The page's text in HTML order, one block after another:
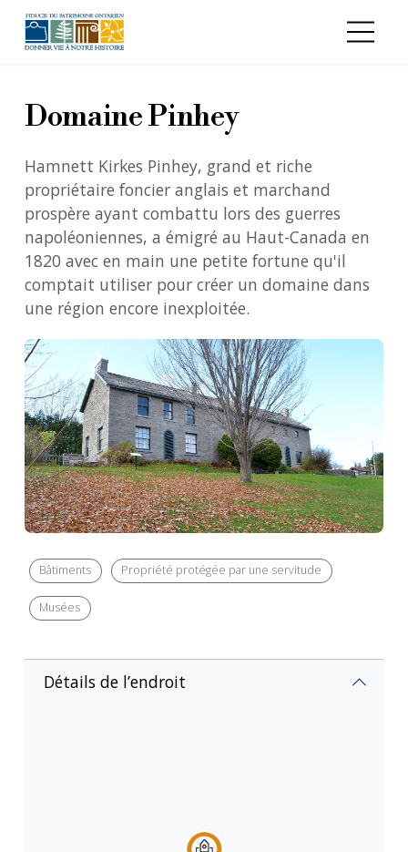
Domaine Pinhey
Hamnett Kirkes Pinhey, grand et riche
propriétaire foncier anglais et marchand
prospère ayant combattu lors des guerres
napoléoniennes, a émigré au Haut-Canada en
1820 avec en main une petite fortune qu'il
comptait utiliser pour créer un domaine dans
une région encore inexploitée.
Bâtiments Propriété protégée par une servitude
Musées
Détails de l’endroit